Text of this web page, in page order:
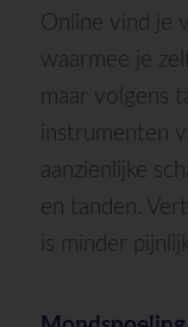
Online vind je
waarmee je
maar volgens
instrumenten
aanzienlijke
en tanden.
is minder